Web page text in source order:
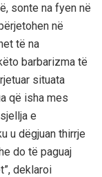
sonte na fyen në
në
të na
barbarizma të
situata
që isha mes
e
u dëgjuan thirrje
do të paguaj
deklaroi